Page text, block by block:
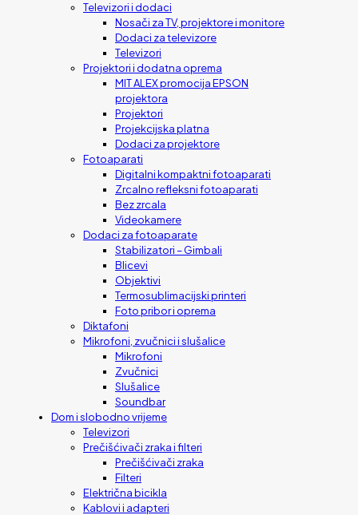
Televizori i dodaci
Nosači za TV, projektore i monitore
Dodaci za televizore
Televizori
Projektori i dodatna oprema
MIT ALEX promocija EPSON
projektora
Projektori
Projekcijska platna
Dodaci za projektore
Fotoaparati
Digitalni kompaktni fotoaparati
Zrcalno refleksni fotoaparati
Bez zrcala
Videokamere
Dodaci za fotoaparate
Stabilizatori – Gimbali
Blicevi
Objektivi
Termosublimacijski printeri
Foto pribor i oprema
Diktafoni
Mikrofoni, zvučnici i slušalice
Mikrofoni
Zvučnici
Slušalice
Soundbar
Dom i slobodno vrijeme
Televizori
Prečišćivači zraka i filteri
Prečišćivači zraka
Filteri
Električna bicikla
Kablovi i adapteri